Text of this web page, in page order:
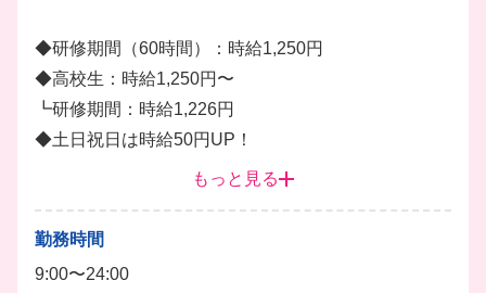
◎厨房の清掃など
最新システム導入で、お皿の集計や難しい調理もとっ
てもスムーズ！
るので安心してスタートできます。
10代〜20代の学生さんが中心に活躍しているから、
学校以外の友達もたくさんできちゃうかも✨
1週間ごとのシフト制で、テスト期間や遊びの予定も
◆研修期間（60時間）：時給1,250円
◆高校生：時給1,250円〜
┗研修期間：時給1,226円
◆土日祝日は時給50円UP！
◆22:00以降は時給25%UP！
もっと見る
勤務時間
9:00〜24:00